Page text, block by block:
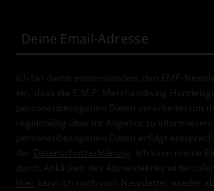
Ich bin damit einverstanden, den EMP-
ein, dass die E.M.P. Merchandising
personenbezogenen Daten verarbeitet um
regelmäßig über ihr Angebot zu
personenbezogenen Daten erfolgt
der
Datenschutzerklärung
. Ich kann meine
durch Anklicken des Abmeldelinks widerrufen.
Hier kann ich mich vom Newsletter wieder